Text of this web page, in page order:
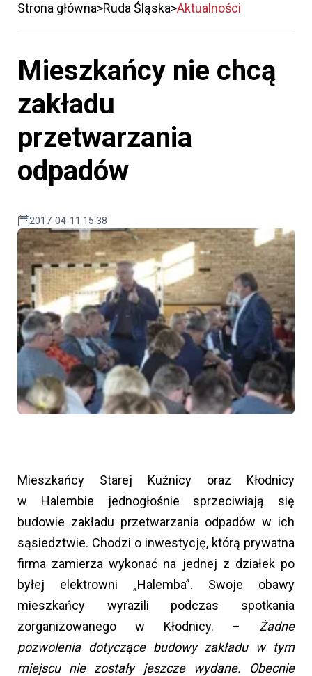
Strona główna Ruda Śląska Aktualności
Mieszkańcy nie chcą
zakładu
przetwarzania
odpadów
2017-04-11 15:38
Mieszkańcy Starej Kuźnicy oraz Kłodnicy
w Halembie jednogłośnie sprzeciwiają się
budowie zakładu przetwarzania odpadów w ich
sąsiedztwie. Chodzi o inwestycję, którą prywatna
firma zamierza wykonać na jednej z działek po
byłej elektrowni „Halemba”. Swoje obawy
mieszkańcy wyrazili podczas spotkania
zorganizowanego w Kłodnicy. – Żadne
pozwolenia dotyczące budowy zakładu w tym
miejscu nie zostały jeszcze wydane. Obecnie